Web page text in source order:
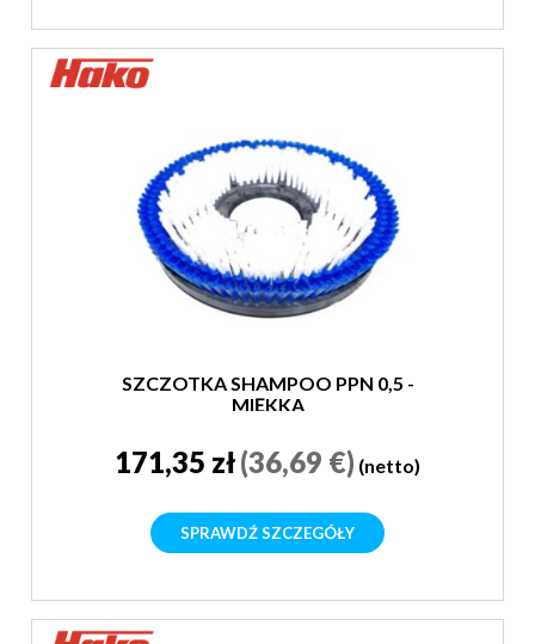
SZCZOTKA SHAMPOO PPN 0,5 -
MIĘKKA
171,35 zł(36,69 €) (netto)
SPRAWDŹ SZCZEGÓŁY